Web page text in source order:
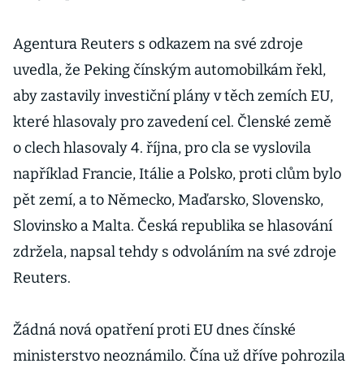
Agentura Reuters s odkazem na své zdroje
uvedla, že Peking čínským automobilkám řekl,
aby zastavily investiční plány v těch zemích EU,
které hlasovaly pro zavedení cel. Členské země
o clech hlasovaly 4. října, pro cla se vyslovila
například Francie, Itálie a Polsko, proti clům bylo
pět zemí, a to Německo, Maďarsko, Slovensko,
Slovinsko a Malta. Česká republika se hlasování
zdržela, napsal tehdy s odvoláním na své zdroje
Reuters.
Žádná nová opatření proti EU dnes čínské
ministerstvo neoznámilo. Čína už dříve pohrozila